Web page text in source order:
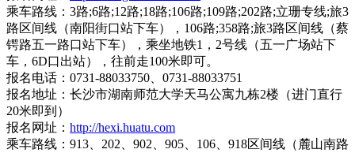
乘车路线：3路;6路;12路;18路;106路;109路;202路;立珊专线;旅3
路区间线（南阳街口站下车），106路;358路;旅3路区间线（蔡
锷路五一路口站下车），乘坐地铁1，2号线（五一广场站下
车，6D口出站），往前走100米即可。
报名电话：0731-88033750、0731-88033751
报名地址：长沙市湖南师范大学天马公寓九栋2楼（进门直行
20米即到）
报名网址： http://hexi.huatu.com
乘车路线：913、202、902、905、106、918区间线（麓山南路